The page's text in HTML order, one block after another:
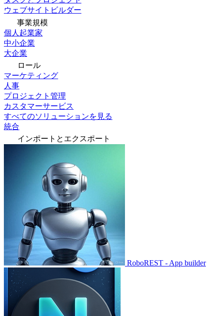
ウェブサイトビルダー
事業規模
個人起業家
中小企業
大企業
ロール
マーケティング
人事
プロジェクト管理
カスタマーサービス
すべてのソリューションを見る
統合
インポートとエクスポート
RoboREST - App builder